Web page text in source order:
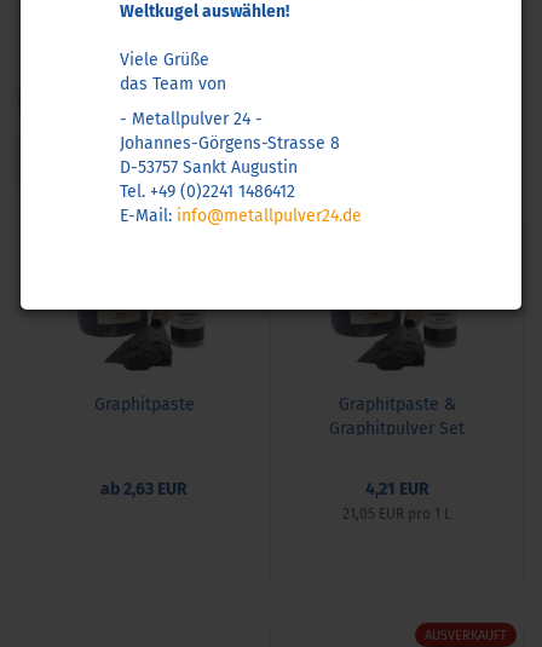
Weltkugel auswählen!
Viele Grüße
das Team von
- Metallpulver 24 -
Johannes-Görgens-Strasse 8
D-53757 Sankt Augustin
Tel. +49 (0)2241 1486412
E-Mail: info@metallpulver24.de
Hier finden Sie alle von uns angebotenen Metallpulver
Graphitpaste
ab 2,63 EUR
Graphitpaste &
Graphitpulver Set
4,21 EUR
21,05 EUR pro 1 L
AUSVERKAUFT